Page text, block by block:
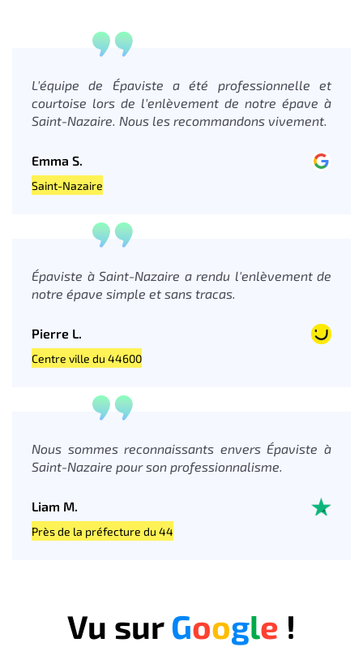
L'équipe de Épaviste a été professionnelle et
courtoise lors de l'enlèvement de notre épave à
Saint-Nazaire. Nous les recommandons vivement.
Emma S.
Saint-Nazaire
Épaviste à Saint-Nazaire a rendu l'enlèvement de
notre épave simple et sans tracas.
Pierre L.
Centre ville du 44600
Nous sommes reconnaissants envers Épaviste à
Saint-Nazaire pour son professionnalisme.
Liam M.
Près de la préfecture du 44
Vu surGoogle !